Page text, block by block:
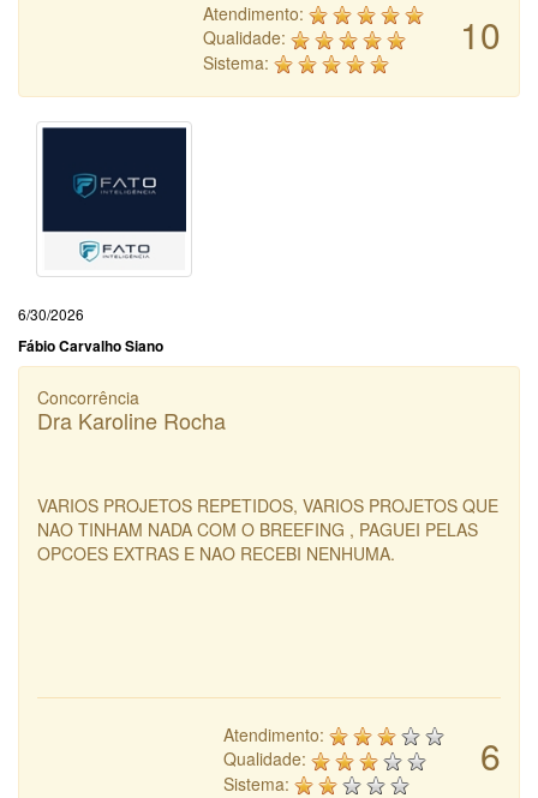
10
Atendimento:
Qualidade:
Sistema:
6/30/2026
Fábio Carvalho Siano
Concorrência
Dra Karoline Rocha
VARIOS PROJETOS REPETIDOS, VARIOS PROJETOS QUE
NAO TINHAM NADA COM O BREEFING , PAGUEI PELAS
OPCOES EXTRAS E NAO RECEBI NENHUMA.
6
Atendimento:
Qualidade:
Sistema: